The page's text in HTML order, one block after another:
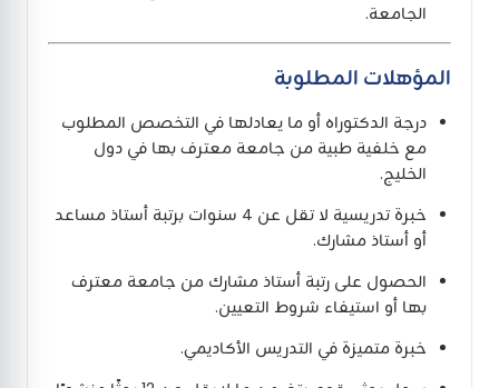
الجامعة.
المؤهلات المطلوبة
درجة الدكتوراه أو ما يعادلها في التخصص المطلوب
مع خلفية طبية من جامعة معترف بها في دول
الخليج.
خبرة تدريسية لا تقل عن 4 سنوات برتبة أستاذ مساعد
أو أستاذ مشارك.
الحصول على رتبة أستاذ مشارك من جامعة معترف
بها أو استيفاء شروط التعيين.
خبرة متميزة في التدريس الأكاديمي.